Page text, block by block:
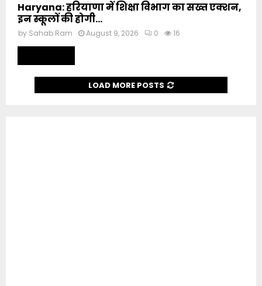
Haryana: हरियाणा में शिक्षा विभाग का सख्त एक्शन,
इन स्कूलों की होगी...
by Sahab Ram August 9, 2026 0 16
LOAD MORE POSTS